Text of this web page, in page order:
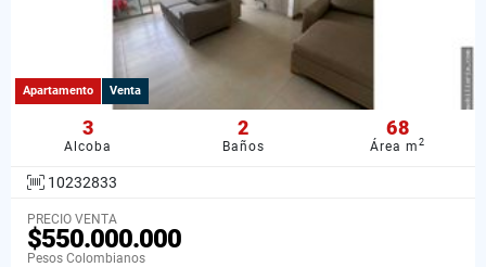
Apartamento Venta
3
Alcoba
2
Baños
68
Área m2
10232833
PRECIO VENTA
$550.000.000
Pesos Colombianos